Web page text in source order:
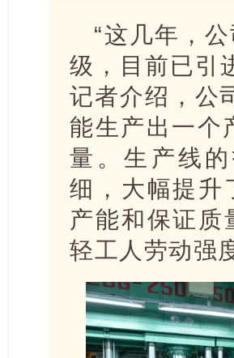
“这几年，
级，目前已引
记者介绍，公
能生产出一个
量。生产线
细，大幅提升
产能和保证质
轻工人劳动强